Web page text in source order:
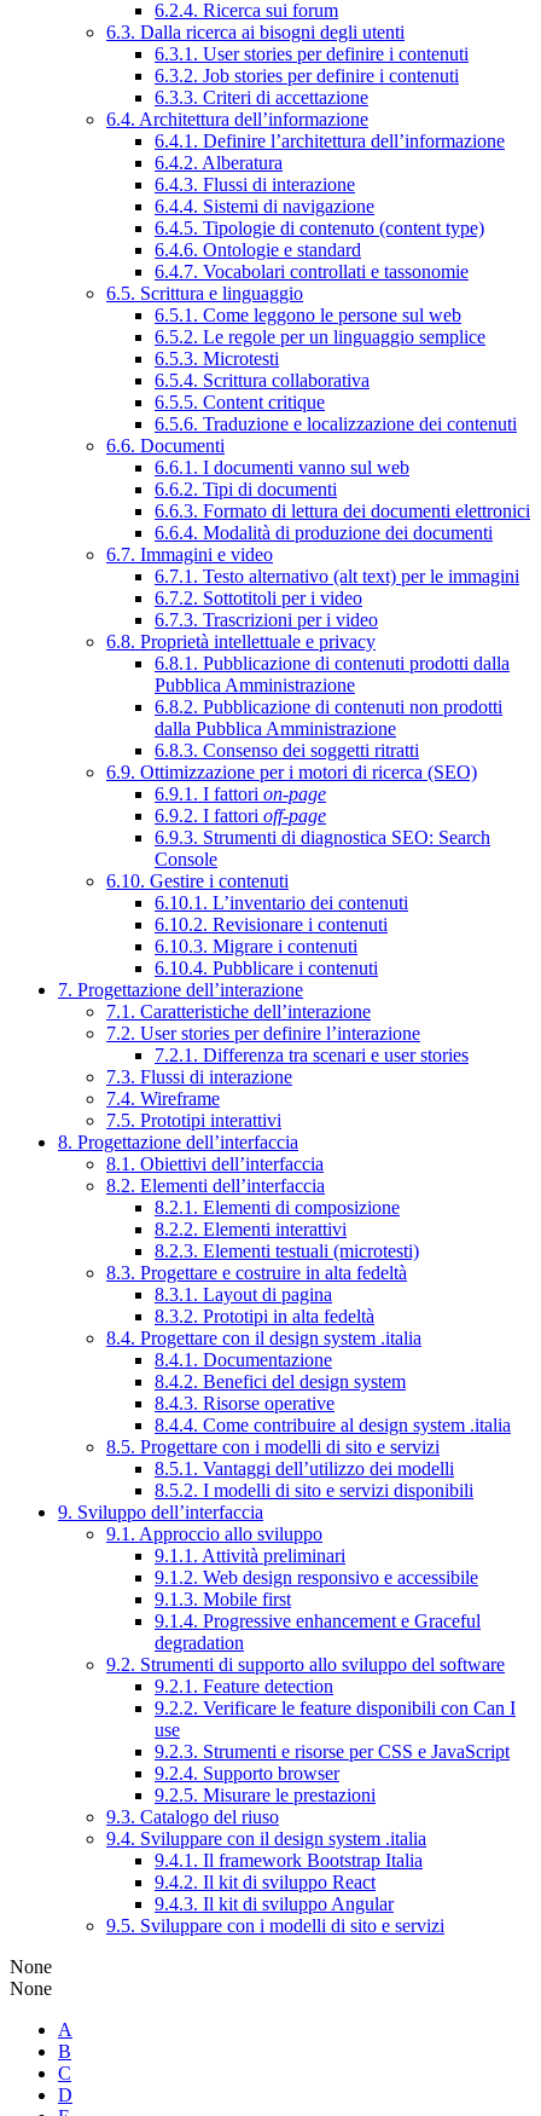
6.2.4. Ricerca sui forum
6.3. Dalla ricerca ai bisogni degli utenti
6.3.1. User stories per definire i contenuti
6.3.2. Job stories per definire i contenuti
6.3.3. Criteri di accettazione
6.4. Architettura dell’informazione
6.4.1. Definire l’architettura dell’informazione
6.4.2. Alberatura
6.4.3. Flussi di interazione
6.4.4. Sistemi di navigazione
6.4.5. Tipologie di contenuto (content type)
6.4.6. Ontologie e standard
6.4.7. Vocabolari controllati e tassonomie
6.5. Scrittura e linguaggio
6.5.1. Come leggono le persone sul web
6.5.2. Le regole per un linguaggio semplice
6.5.3. Microtesti
6.5.4. Scrittura collaborativa
6.5.5. Content critique
6.5.6. Traduzione e localizzazione dei contenuti
6.6. Documenti
6.6.1. I documenti vanno sul web
6.6.2. Tipi di documenti
6.6.3. Formato di lettura dei documenti elettronici
6.6.4. Modalità di produzione dei documenti
6.7. Immagini e video
6.7.1. Testo alternativo (alt text) per le immagini
6.7.2. Sottotitoli per i video
6.7.3. Trascrizioni per i video
6.8. Proprietà intellettuale e privacy
6.8.1. Pubblicazione di contenuti prodotti dalla
Pubblica Amministrazione
6.8.2. Pubblicazione di contenuti non prodotti
dalla Pubblica Amministrazione
6.8.3. Consenso dei soggetti ritratti
6.9. Ottimizzazione per i motori di ricerca (SEO)
6.9.1. I fattori on-page
6.9.2. I fattori off-page
6.9.3. Strumenti di diagnostica SEO: Search
Console
6.10. Gestire i contenuti
6.10.1. L’inventario dei contenuti
6.10.2. Revisionare i contenuti
6.10.3. Migrare i contenuti
6.10.4. Pubblicare i contenuti
7. Progettazione dell’interazione
7.1. Caratteristiche dell’interazione
7.2. User stories per definire l’interazione
7.2.1. Differenza tra scenari e user stories
7.3. Flussi di interazione
7.4. Wireframe
7.5. Prototipi interattivi
8. Progettazione dell’interfaccia
8.1. Obiettivi dell’interfaccia
8.2. Elementi dell’interfaccia
8.2.1. Elementi di composizione
8.2.2. Elementi interattivi
8.2.3. Elementi testuali (microtesti)
8.3. Progettare e costruire in alta fedeltà
8.3.1. Layout di pagina
8.3.2. Prototipi in alta fedeltà
8.4. Progettare con il design system .italia
8.4.1. Documentazione
8.4.2. Benefici del design system
8.4.3. Risorse operative
8.4.4. Come contribuire al design system .italia
8.5. Progettare con i modelli di sito e servizi
8.5.1. Vantaggi dell’utilizzo dei modelli
8.5.2. I modelli di sito e servizi disponibili
9. Sviluppo dell’interfaccia
9.1. Approccio allo sviluppo
9.1.1. Attività preliminari
9.1.2. Web design responsivo e accessibile
9.1.3. Mobile first
9.1.4. Progressive enhancement e Graceful
degradation
9.2. Strumenti di supporto allo sviluppo del software
9.2.1. Feature detection
9.2.2. Verificare le feature disponibili con Can I
use
9.2.3. Strumenti e risorse per CSS e JavaScript
9.2.4. Supporto browser
9.2.5. Misurare le prestazioni
9.3. Catalogo del riuso
9.4. Sviluppare con il design system .italia
9.4.1. Il framework Bootstrap Italia
9.4.2. Il kit di sviluppo React
9.4.3. Il kit di sviluppo Angular
9.5. Sviluppare con i modelli di sito e servizi
None
None
A
B
C
D